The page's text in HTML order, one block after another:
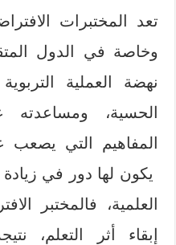
تعد المختبرات
وخاصة في الدول
نهضة العملية
الحسية،
المفاهيم التي يصعب
يكون لها دور في
العلمية، فالمختبر
إبقاء أثر التعلم،